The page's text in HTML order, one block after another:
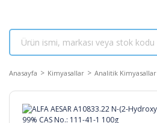
Anasayfa Kimyasallar Analitik Kimyasallar